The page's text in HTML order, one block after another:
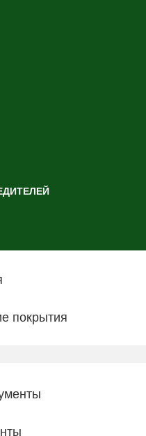
покрытия